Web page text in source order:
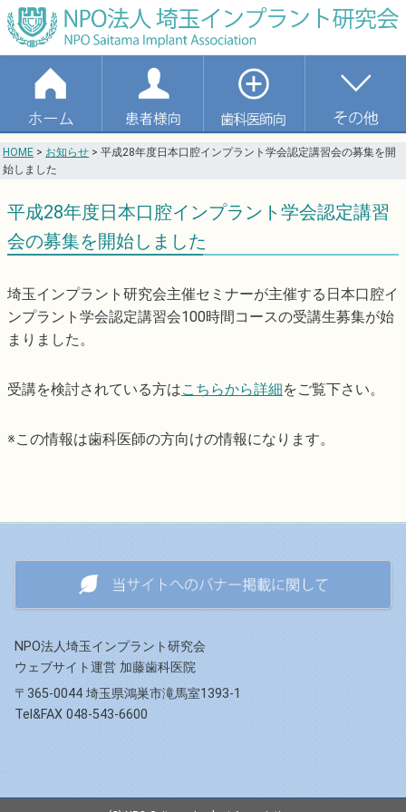
HOME > お知らせ >平成28年度日本口腔インプラント学会認定講習会の募集を開
始しました
平成28年度日本口腔インプラント学会認定講習
会の募集を開始しました
埼玉インプラント研究会主催セミナーが主催する日本口腔イ
ンプラント学会認定講習会100時間コースの受講生募集が始
まりました。
受講を検討されている方はこちらから詳細をご覧下さい。
※この情報は歯科医師の方向けの情報になります。
NPO法人埼玉インプラント研究会
ウェブサイト運営 加藤歯科医院
〒365-0044 埼玉県鴻巣市滝馬室1393-1
Tel&FAX 048-543-6600